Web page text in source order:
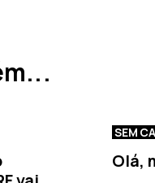
SEM
Olá,